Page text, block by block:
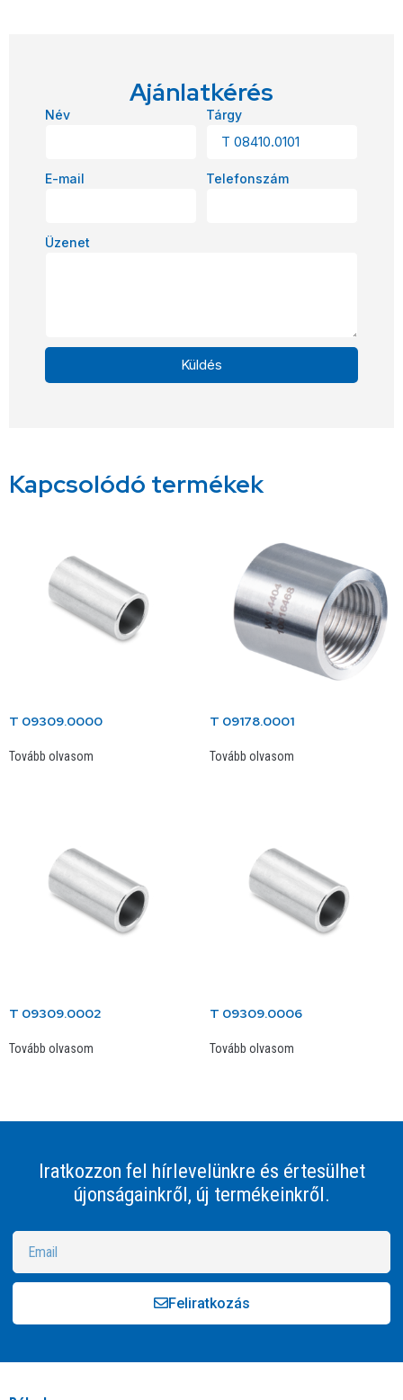
Ajánlatkérés
Név Tárgy
E-mail Telefonszám
Üzenet
Küldés
Kapcsolódó termékek
T 09309.0000
Tovább olvasom
T 09178.0001
Tovább olvasom
T 09309.0002
Tovább olvasom
T 09309.0006
Tovább olvasom
Iratkozzon fel hírlevelünkre és értesülhet
újonságainkről, új termékeinkről.
Feliratkozás